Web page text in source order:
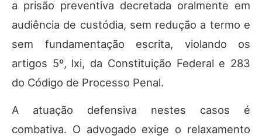
a prisão preventiva decretada oralmente em
audiência de custódia, sem redução a termo e
sem fundamentação escrita, violando os
artigos 5º, lxi, da Constituição Federal e 283
do Código de Processo Penal.
A atuação defensiva nestes casos é
combativa. O advogado exige o relaxamento